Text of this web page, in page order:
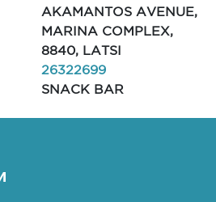
AKAMANTOS AVENUE,
MARINA COMPLEX,
8840, LATSI
26322699
SNACK BAR